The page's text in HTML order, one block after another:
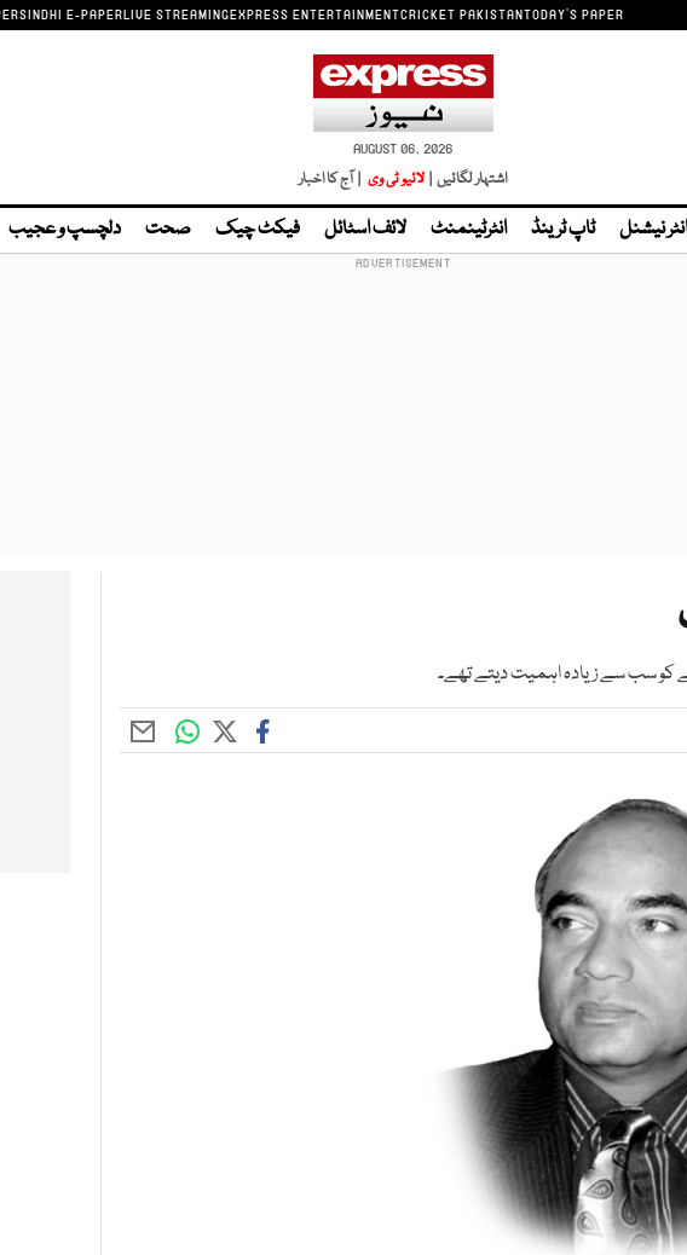
SINDHI E-PAPERLIVE STREAMINGEXPRESS ENTERTAINMENTCRICKET PAKISTANTODAY'S PAPER
AUGUST 06, 2026
اشتہار لگائیں | لائیو ٹی وی | آج کا اخبار
انٹر نیشنل ٹاپ ٹرینڈ انٹرٹینمنٹ لائف اسٹائل فیکٹ چیک صحت دلچسپ و عجیب
کو سب سے زیادہ اہمیت دیتے تھے۔